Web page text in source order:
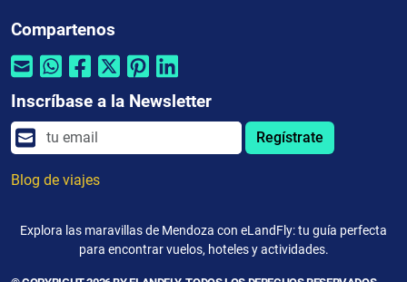
Compartenos
Inscríbase a la Newsletter
Regístrate
Blog de viajes
Explora las maravillas de Mendoza con eLandFly: tu guía perfecta
para encontrar vuelos, hoteles y actividades.